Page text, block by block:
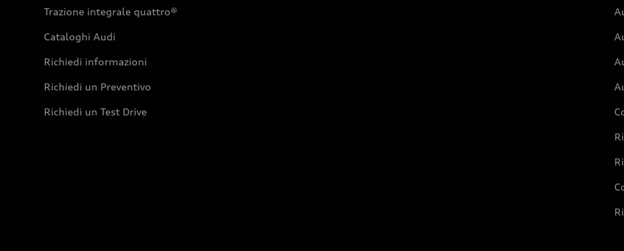
Trazione integrale quattro®
Cataloghi Audi
Richiedi informazioni
Richiedi un Preventivo
Richiedi un Test Drive